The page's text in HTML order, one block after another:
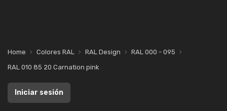
Home Colores RAL RAL Design
RAL 000 - 095
RAL 010 85 20 Carnation pink
Iniciar sesión